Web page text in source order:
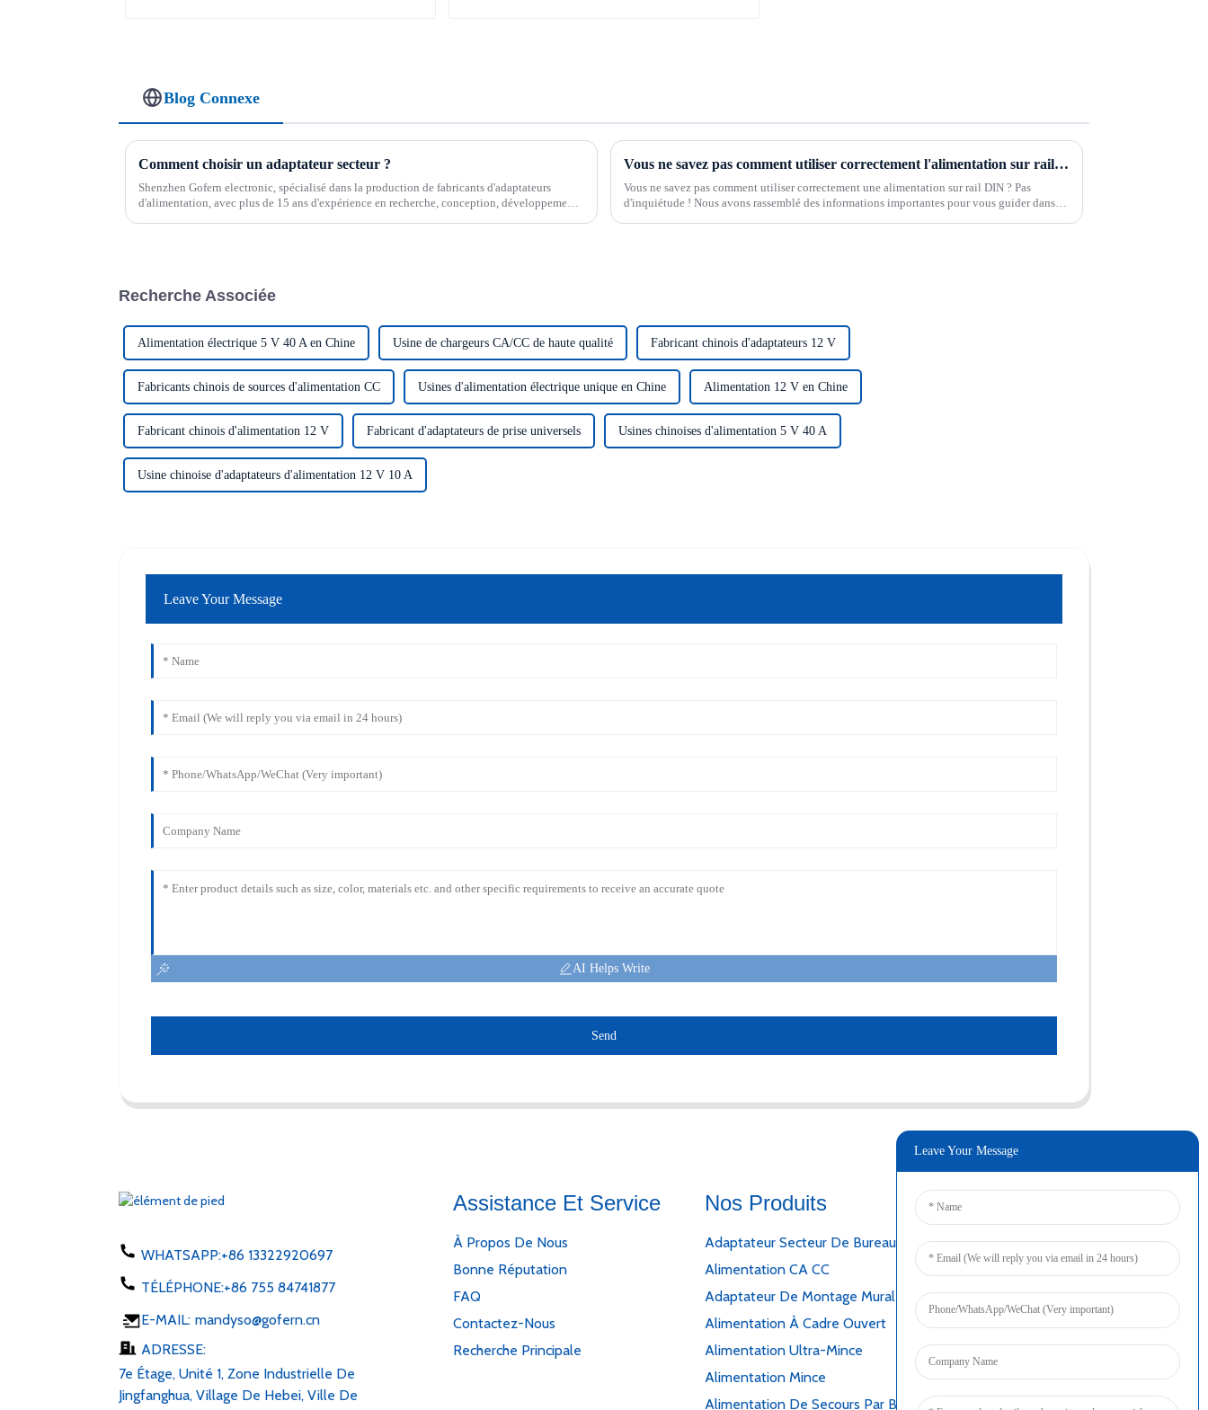
Blog Connexe
Comment choisir un adaptateur secteur ?
Shenzhen Gofern electronic, spécialisé dans la production de fabricants d'adaptateurs
d'alimentation, avec plus de 15 ans d'expérience en recherche, conception, développement
Vous ne savez pas comment utiliser correctement l'alimentation sur rail DIN ?
Vous ne savez pas comment utiliser correctement une alimentation sur rail DIN ? Pas
d'inquiétude ! Nous avons rassemblé des informations importantes pour vous guider dans
Recherche Associée
Alimentation électrique 5 V 40 A en Chine Usine de chargeurs CA/CC de haute qualité Fabricant chinois d'adaptateurs 12 V
Fabricants chinois de sources d'alimentation CC Usines d'alimentation électrique unique en Chine Alimentation 12 V en Chine
Fabricant chinois d'alimentation 12 V Fabricant d'adaptateurs de prise universels Usines chinoises d'alimentation 5 V 40 A
Usine chinoise d'adaptateurs d'alimentation 12 V 10 A
Leave Your Message
AI Helps Write
Send
WHATSAPP:+86 13322920697
TÉLÉPHONE:+86 755 84741877
E-MAIL: mandyso@gofern.cn
ADRESSE:
7e Étage, Unité 1, Zone Industrielle De
Jingfanghua, Village De Hebei, Ville De
Assistance Et Service
À Propos De Nous
Bonne Réputation
FAQ
Contactez-Nous
Recherche Principale
Nos Produits
Adaptateur Secteur De Bureau
Alimentation CA CC
Adaptateur De Montage Mural
Alimentation À Cadre Ouvert
Alimentation Ultra-Mince
Alimentation Mince
Alimentation De Secours Par Batterie
Leave Your Message